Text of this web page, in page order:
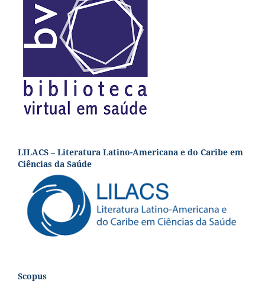
LILACS – Literatura Latino-Americana e do Caribe em
Ciências da Saúde
Scopus